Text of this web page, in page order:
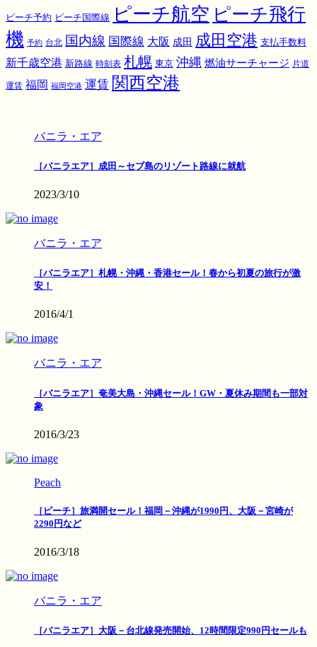
ピーチ予約 ピーチ国際線 ピーチ航空 ピーチ飛行
機 予約 台北 国内線 国際線 大阪 成田 成田空港 支払手数料
新千歳空港 新路線 時刻表 札幌 東京 沖縄 燃油サーチャージ 片道
運賃 福岡 福岡空港 運賃 関西空港
バニラ・エア
［バニラエア］成田～セブ島のリゾート路線に就航
2023/3/10
バニラ・エア
［バニラエア］札幌・沖縄・香港セール！春から初夏の旅行が激
安！
2016/4/1
バニラ・エア
［バニラエア］奄美大島・沖縄セール！GW・夏休み期間も一部対
象
2016/3/23
Peach
［ピーチ］旅満開セール！福岡－沖縄が1990円、大阪－宮崎が
2290円など
2016/3/18
バニラ・エア
［バニラエア］大阪－台北線発売開始、12時間限定990円セールも